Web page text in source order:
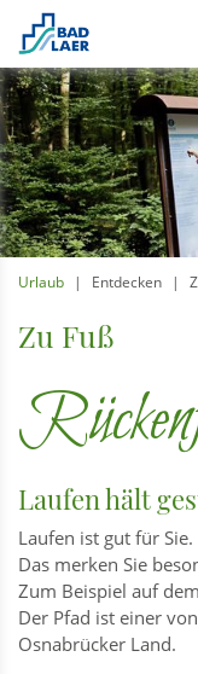
Urlaub Entdecken
Zu Fuß
Laufen hält
Laufen ist gut für Sie.
Das merken Sie
Zum Beispiel auf
Der Pfad ist einer
Osnabrücker Land.